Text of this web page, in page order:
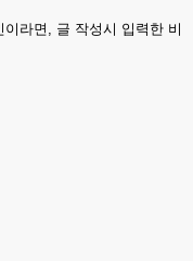
이라면, 글 작성시 입력한 비